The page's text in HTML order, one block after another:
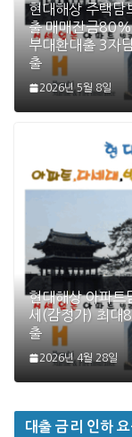
현대해상 주택담
출 매매잔금80%
부대환대출 3자
출
2026년 5월 8일
현대해상 아파트
세(감정가) 최대
출
2026년 4월 28일
대출 금리 인하